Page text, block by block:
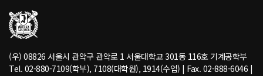
(우) 08826 서울시 관악구 관악로 1 서울대학교 301동 116호 기계공학부
Tel. 02-880-7109(학부), 7108(대학원), 1914(수업) | Fax. 02-888-6046 |